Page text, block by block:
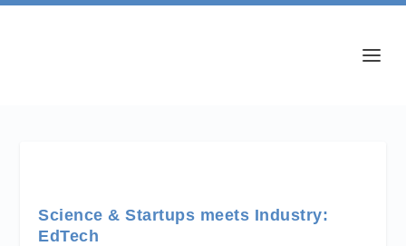
Science & Startups meets Industry:
EdTech